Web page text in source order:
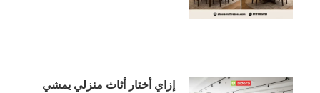
إزاي أختار أثاث منزلي يمشي